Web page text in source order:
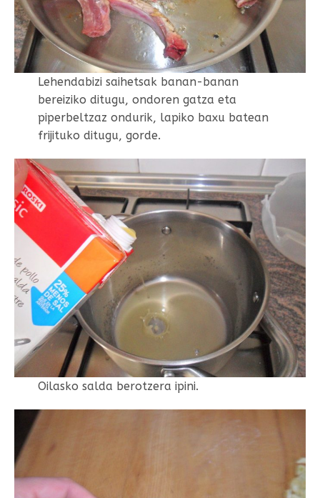
Lehendabizi saihetsak banan-banan
bereiziko ditugu, ondoren gatza eta
piperbeltzaz ondurik, lapiko baxu batean
frijituko ditugu, gorde.
Oilasko salda berotzera ipini.